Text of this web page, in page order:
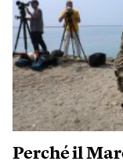
Perché il